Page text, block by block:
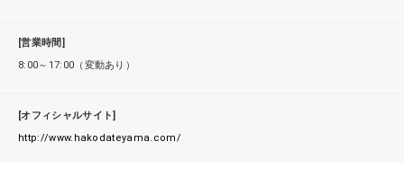
[営業時間]
8:00～17:00（変動あり）
[オフィシャルサイト]
http://www.hakodateyama.com/